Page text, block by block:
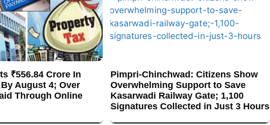
₹556.84 Crore In
August 4; Over
Through Online
Pimpri-Chinchwad: Citizens Show
Overwhelming Support to Save
Kasarwadi Railway Gate; 1,100
Signatures Collected in Just 3 Hours